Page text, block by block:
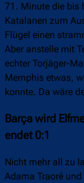
71. Minute die bis
Katalanen zum
Flügel einen
Aber anstelle mit
echter Torjäger-
Memphis etwas,
konnte. Da wäre
Barça wird
endet 0:1
Nicht mehr all zu
Adama Traoré